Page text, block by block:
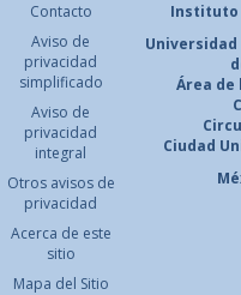
Contacto
Aviso de
privacidad
simplificado
Aviso de
privacidad
integral
Otros avisos de
privacidad
Acerca de este
sitio
Mapa del Sitio
Instituto
Área de
Ciudad